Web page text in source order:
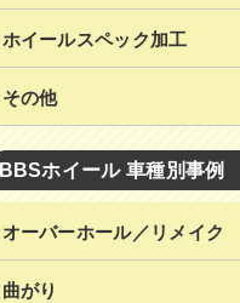
ホイールスペック加工
その他
BBSホイール 車種別事例
オーバーホール／リメイク
曲がり